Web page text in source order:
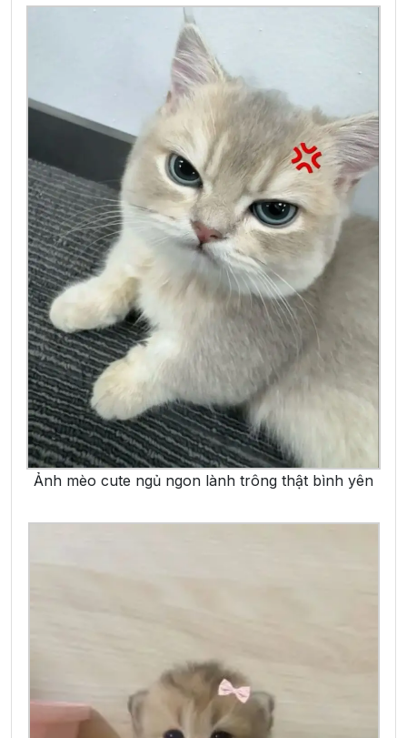
Ảnh mèo cute ngủ ngon lành trông thật bình yên